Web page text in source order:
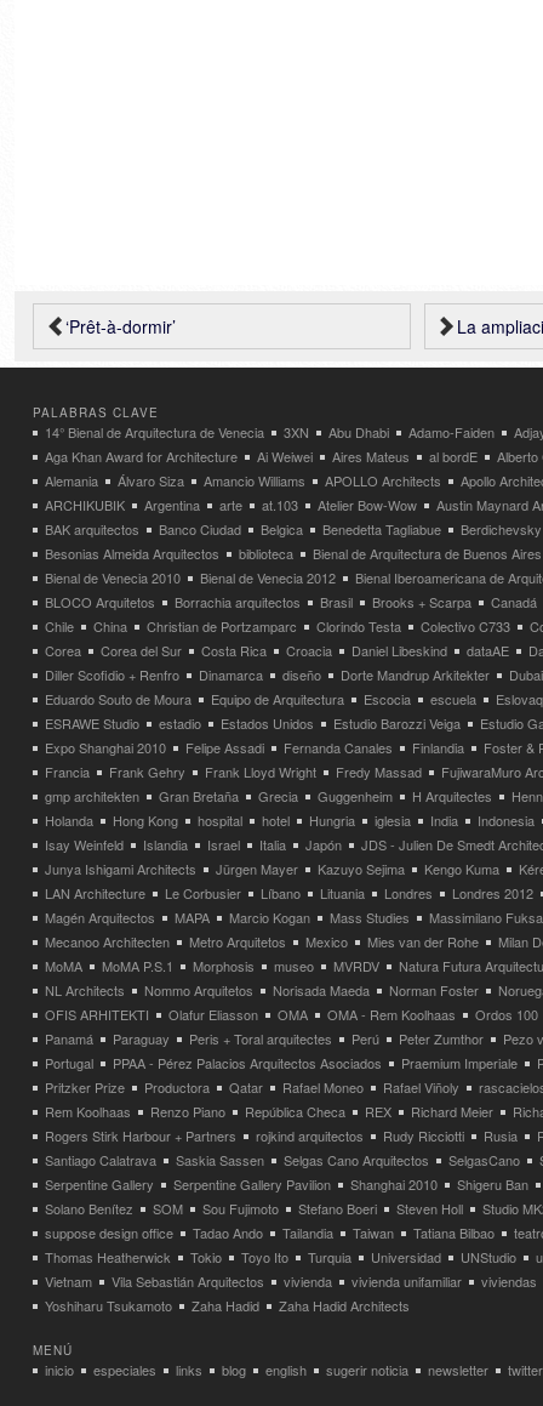
La ampliación
‘Prêt-à-dormir’
PALABRAS CLAVE
14° Bienal de Arquitectura de Venecia 3XN Abu Dhabi Adamo-Faiden
Aga Khan Award for Architecture
Ai Weiwei Aires Mateus al bordE
Alberto
Alemania
Álvaro Siza Amancio Williams APOLLO Architects
Apollo
ARCHIKUBIK
Argentina arte at.103 Atelier Bow-Wow
Austin Maynard
BAK arquitectos
Banco Ciudad Belgica Benedetta Tagliabue
Besonias Almeida Arquitectos
biblioteca
Bienal de Arquitectura de Buenos Aires
Bienal de Venecia 2010
Bienal de Venecia 2012
Bienal Iberoamericana de
BLOCO Arquitetos
Borrachia arquitectos Brasil Brooks + Scarpa
Canadá
Chile
China Christian de Portzamparc Clorindo Testa Colectivo C733
Corea
Corea del Sur Costa Rica Croacia Daniel Libeskind dataAE
Diller Scofidio + Renfro
Dinamarca diseño Dorte Mandrup Arkitekter
Dubai
Eduardo Souto de Moura
Equipo de Arquitectura Escocia escuela
ESRAWE Studio
estadio Estados Unidos Estudio Barozzi Veiga
Estudio
Expo Shanghai 2010
Felipe Assadi Fernanda Canales Finlandia
Foster &
Francia
Frank Gehry Frank Lloyd Wright Fredy Massad
FujiwaraMuro
gmp architekten
Gran Bretaña Grecia Guggenheim H Arquitectes
Holanda
Hong Kong hospital hotel Hungria iglesia India
Indonesia
Isay Weinfeld
Islandia Israel Italia Japón
JDS - Julien De Smedt
Junya Ishigami Architects
Jürgen Mayer Kazuyo Sejima Kengo Kuma
LAN Architecture
Le Corbusier Líbano Lituania Londres
Londres 2012
Magén Arquitectos
MAPA Marcio Kogan Mass Studies
Massimilano
Mecanoo Architecten
Metro Arquitetos Mexico Mies van der Rohe
Milan
MoMA
MoMA P.S.1 Morphosis museo MVRDV
Natura Futura
NL Architects
Nommo Arquitetos Norisada Maeda Norman Foster
OFIS ARHITEKTI
Olafur Eliasson OMA OMA - Rem Koolhaas
Ordos 100
Panamá
Paraguay Peris + Toral arquitectes Perú Peter Zumthor
Pezo
Portugal
PPAA - Pérez Palacios Arquitectos Asociados Praemium Imperiale
Pritzker Prize
Productora Qatar Rafael Moneo Rafael Viñoly
Rem Koolhaas
Renzo Piano República Checa REX Richard Meier
Rogers Stirk Harbour + Partners
rojkind arquitectos Rudy Ricciotti Rusia
Santiago Calatrava
Saskia Sassen Selgas Cano Arquitectos SelgasCano
Serpentine Gallery
Serpentine Gallery Pavilion Shanghai 2010
Shigeru Ban
Solano Benítez
SOM Sou Fujimoto Stefano Boeri Steven Holl
Studio
suppose design office
Tadao Ando Tailandia Taiwan Tatiana Bilbao
Thomas Heatherwick
Tokio Toyo Ito Turquia Universidad UNStudio
Vietnam
Vila Sebastián Arquitectos vivienda vivienda unifamiliar
viviendas
Yoshiharu Tsukamoto
Zaha Hadid Zaha Hadid Architects
MENÚ
inicio especiales links blog english sugerir noticia newsletter twitter